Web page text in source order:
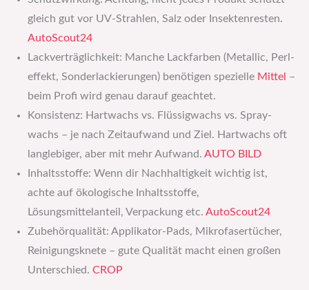
gleich gut vor UV-Strahlen, Salz oder Insektenresten.
AutoScout24
Lackverträglichkeit: Manche Lackfarben (Metallic, Perl­
effekt, Sonderlackierungen) benötigen spezielle Mittel –
beim Profi wird genau darauf geachtet.
Konsistenz: Hartwachs vs. Flüssigwachs vs. Spray­
wachs – je nach Zeitaufwand und Ziel. Hartwachs oft
langlebiger, aber mit mehr Aufwand. AUTO BILD
Inhaltsstoffe: Wenn dir Nachhaltigkeit wichtig ist,
achte auf ökologische Inhaltsstoffe,
Lösungsmittelanteil, Verpackung etc. AutoScout24
Zubehörqualität: Applikator-Pads, Mikrofasertücher,
Reinigungsknete – gute Qualität macht einen großen
Unterschied. CROP